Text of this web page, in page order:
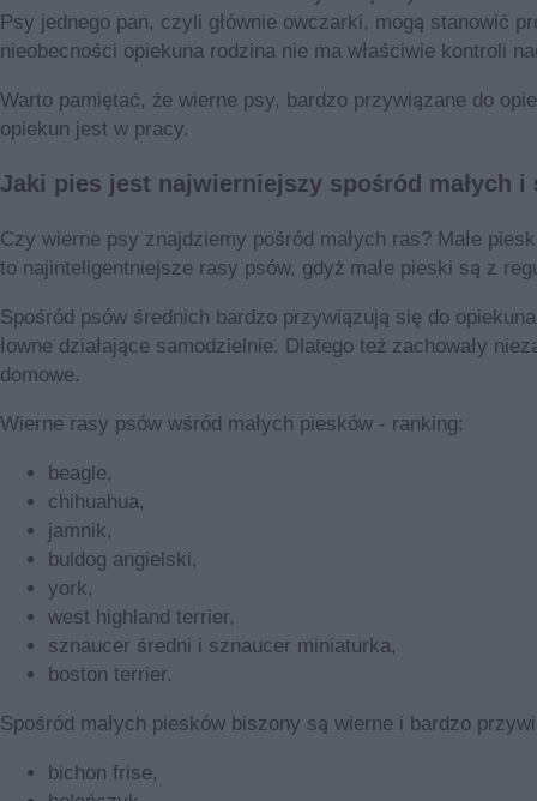
Psy jednego pan, czyli głównie owczarki, mogą stanowić
nieobecności opiekuna rodzina nie ma właściwie kontroli
Warto pamiętać, że wierne psy, bardzo przywiązane do
opiekun jest w pracy.
Jaki pies jest najwierniejszy spośród małych
Czy wierne psy znajdziemy pośród małych ras? Małe
to najinteligentniejsze rasy psów, gdyż małe pieski są z
Spośród psów średnich bardzo przywiązują się do
łowne działające samodzielnie. Dlatego też zachowały
domowe.
Wierne rasy psów wśród małych piesków - ranking:
beagle,
chihuahua,
jamnik,
buldog angielski,
york,
west highland terrier,
sznaucer średni i sznaucer miniaturka,
boston terrier.
Spośród małych piesków biszony są wierne i bardzo
bichon frise,